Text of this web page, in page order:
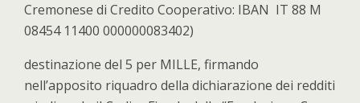
Cremonese di Credito Cooperativo: IBAN IT 88 M
08454 11400 000000083402)
destinazione del 5 per MILLE, firmando
nell’apposito riquadro della dichiarazione dei redditi